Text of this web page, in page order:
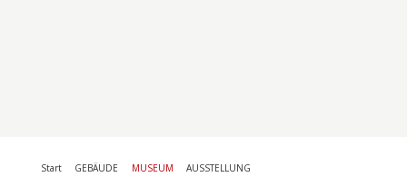
Start GEBÄUDE MUSEUM AUSSTELLUNG